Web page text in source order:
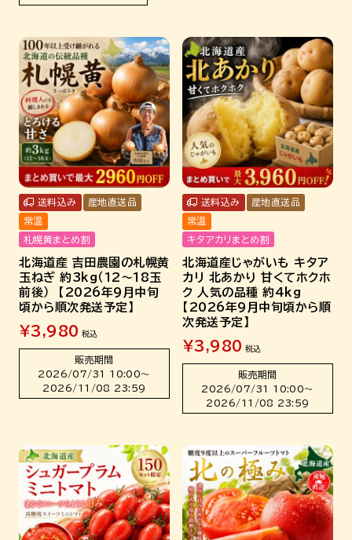
北海道産 吉田農園の札幌黄
玉ねぎ 約3kg（12～18玉
前後） 【2026年9月中旬
頃から順次発送予定】
送料込み 産地直送品
常温
札幌黄まとめ割
¥3,980 税込
販売期間
2026/07/31 10:00〜
2026/11/08 23:59
北海道産じゃがいも キタア
カリ 北あかり 甘くてホクホ
ク 人気の品種 約4kg
【2026年9月中旬頃から順
次発送予定】
送料込み 産地直送品
常温
キタアカリまとめ割
¥3,980 税込
販売期間
2026/07/31 10:00〜
2026/11/08 23:59